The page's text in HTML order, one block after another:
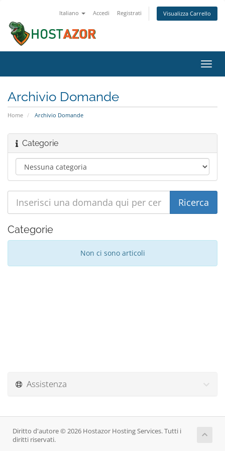
Italiano Accedi Registrati Visualizza Carrello
Attiva
Archivio Domande
Home Archivio Domande
Categorie
Categorie
Non ci sono articoli
Assistenza
Diritto d'autore © 2026 Hostazor Hosting Services. Tutti i
diritti riservati.